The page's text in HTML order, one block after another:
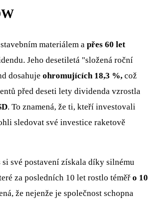
materiálem a přes 60 let
Jeho desetiletá "složená roční
dosahuje ohromujících 18,3 %, což
před deseti lety dividenda vzrostla
. To znamená, že ti, kteří investovali
sledovat své investice raketově
si své postavení získala díky silnému
za posledních 10 let rostlo téměř o 10
že nejenže je společnost schopna